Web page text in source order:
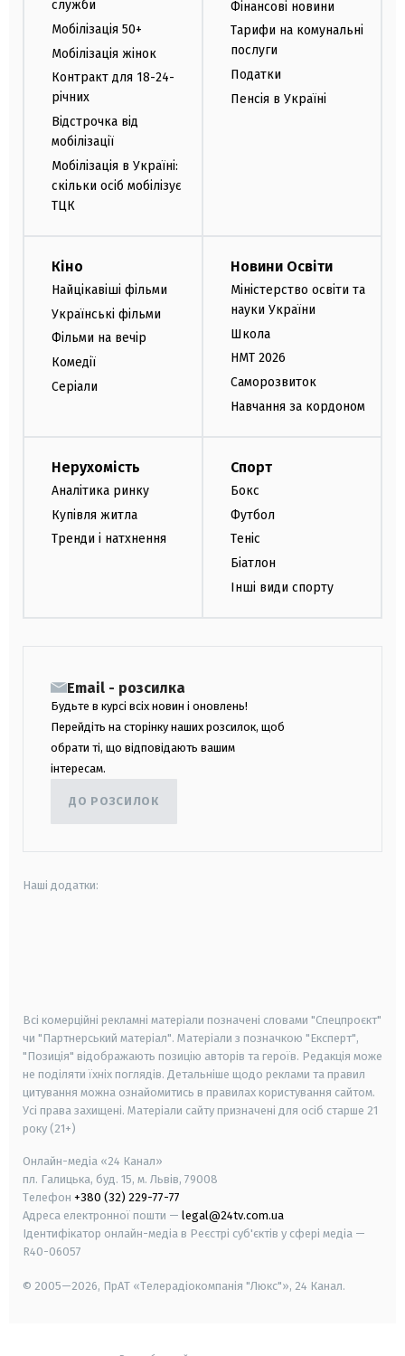
служби
Мобілізація 50+
Мобілізація жінок
Контракт для 18-24-
річних
Відстрочка від
мобілізації
Мобілізація в Україні:
скільки осіб мобілізує
ТЦК
Фінансові новини
Тарифи на комунальні
послуги
Податки
Пенсія в Україні
Кіно
Найцікавіші фільми
Українські фільми
Фільми на вечір
Комедії
Серіали
Новини Освіти
Міністерство освіти та
науки України
Школа
НМТ 2026
Саморозвиток
Навчання за кордоном
Нерухомість
Аналітика ринку
Купівля житла
Тренди і натхнення
Спорт
Бокс
Футбол
Теніс
Біатлон
Інші види спорту
Email - розсилка
Будьте в курсі всіх новин і оновлень!
Перейдіть на сторінку наших розсилок, щоб
обрати ті, що відповідають вашим
інтересам.
ДО РОЗСИЛОК
Наші додатки:
Всі комерційні рекламні матеріали позначені словами "Спецпроєкт"
чи "Партнерський матеріал". Матеріали з позначкою "Експерт",
"Позиція" відображають позицію авторів та героїв. Редакція може
не поділяти їхніх поглядів. Детальніше щодо реклами та правил
цитування можна ознайомитись в правилах користування сайтом.
Усі права захищені. Матеріали сайту призначені для осіб старше 21
року (21+)
Онлайн-медіа «24 Канал»
пл. Галицька, буд. 15, м. Львів, 79008
Телефон +380 (32) 229-77-77
Адреса електронної пошти — legal@24tv.com.ua
Ідентифікатор онлайн-медіа в Реєстрі суб'єктів у сфері медіа —
R40-06057
© 2005—2026, ПрАТ «Телерадіокомпанія "Люкс"», 24 Канал.